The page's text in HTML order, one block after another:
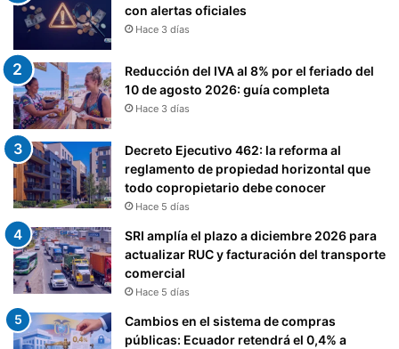
con alertas oficiales
Hace 3 días
Reducción del IVA al 8% por el feriado del
10 de agosto 2026: guía completa
Hace 3 días
Decreto Ejecutivo 462: la reforma al
reglamento de propiedad horizontal que
todo copropietario debe conocer
Hace 5 días
SRI amplía el plazo a diciembre 2026 para
actualizar RUC y facturación del transporte
comercial
Hace 5 días
Cambios en el sistema de compras
públicas: Ecuador retendrá el 0,4% a